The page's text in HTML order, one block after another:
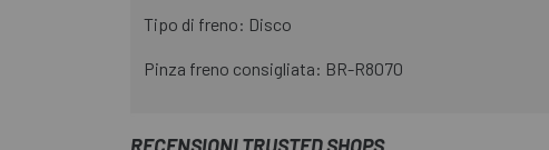
Tipo di freno: Disco
Pinza freno consigliata: BR-R8070